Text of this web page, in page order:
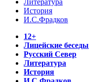
Литература
История
И.С.Фрадков
12+
Лицейские беседы
Русский Север
Литература
История